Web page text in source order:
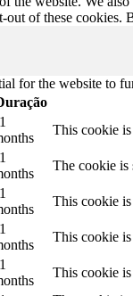
out of these
for the website to
This cookie
The cookie is
This cookie
This cookie
This cookie